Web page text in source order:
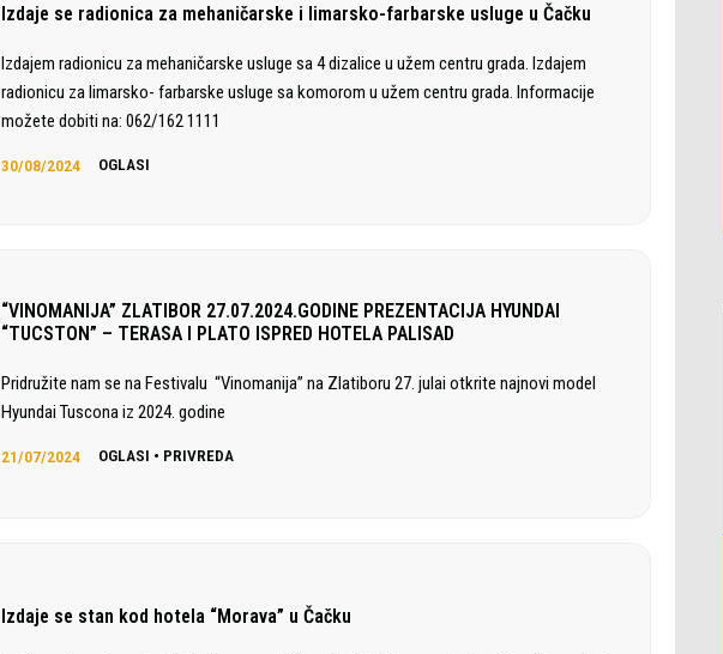
Izdaje se radionica za mehaničarske i limarsko-farbarske usluge u Čačku
Izdajem radionicu za mehaničarske usluge sa 4 dizalice u užem centru grada. Izdajem
radionicu za limarsko- farbarske usluge sa komorom u užem centru grada. Informacije
možete dobiti na: 062/162 1111
30/08/2024 OGLASI
“VINOMANIJA” ZLATIBOR 27.07.2024.GODINE PREZENTACIJA HYUNDAI
“TUCSTON” – TERASA I PLATO ISPRED HOTELA PALISAD
Pridružite nam se na Festivalu “Vinomanija” na Zlatiboru 27. julai otkrite najnovi model
Hyundai Tuscona iz 2024. godine
21/07/2024 OGLASI • PRIVREDA
Izdaje se stan kod hotela “Morava” u Čačku